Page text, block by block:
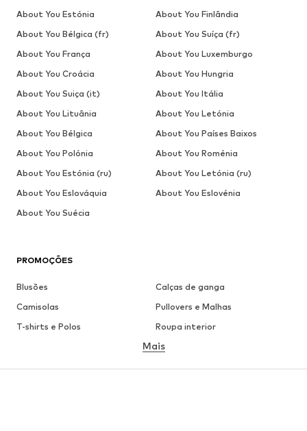
PROMOÇÕES
Blusões
Calças de ganga
Camisolas
Pullovers e Malhas
T-shirts e Polos
Roupa interior
Camisas
Mais
About You Estónia
About You Finlândia
About You Bélgica (fr)
About You Suíça (fr)
About You França
About You Luxemburgo
About You Croácia
About You Hungria
About You Suiça (it)
About You Itália
About You Lituânia
About You Letónia
About You Bélgica
About You Países Baixos
About You Polónia
About You Roménia
About You Estónia (ru)
About You Letónia (ru)
About You Eslováquia
About You Eslovénia
About You Suécia